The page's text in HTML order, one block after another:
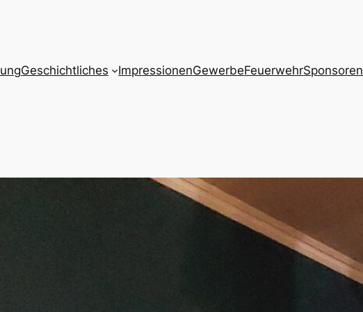
Geschichtliches ImpressionenGewerbeFeuerwehrSponsoren